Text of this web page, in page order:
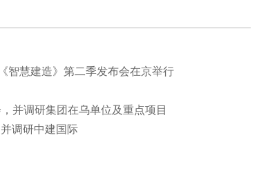
智慧建造》第二季发布会在京举行
并调研集团在乌单位及重点项目
调研中建国际